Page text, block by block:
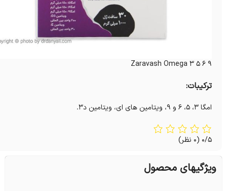
Zaravash Omega 3 5 6 9
ترکیبات:
امگا 3، 5، 6 و 9، ویتامین های ای، ویتامین د3.
0/5 (0 نظر)
ویژگیهای محصول